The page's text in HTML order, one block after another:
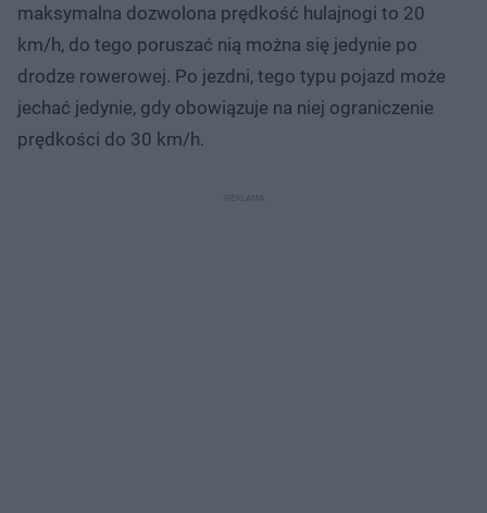
maksymalna dozwolona prędkość hulajnogi to 20
km/h, do tego poruszać nią można się jedynie po
drodze rowerowej. Po jezdni, tego typu pojazd może
jechać jedynie, gdy obowiązuje na niej ograniczenie
prędkości do 30 km/h.